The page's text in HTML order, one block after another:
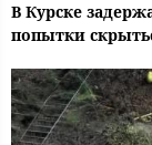
В Курске
попытки